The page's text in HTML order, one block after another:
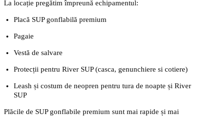
La locație pregătim împreună echipamentul:
Placă SUP gonflabilă premium
Pagaie
Vestă de salvare
Protecții pentru River SUP (casca, genunchiere si cotiere)
Leash și costum de neopren pentru tura de noapte și River
SUP
Plăcile de SUP gonflabile premium sunt mai rapide și mai